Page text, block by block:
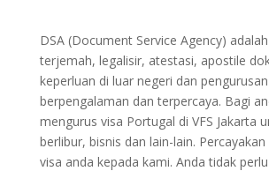
DSA (Document Service Agency)
terjemah, legalisir, atestasi, apostile
keperluan di luar negeri dan
berpengalaman dan terpercaya. Bagi
mengurus visa Portugal di VFS Jakarta
berlibur, bisnis dan lain-lain.
visa anda kepada kami. Anda tidak